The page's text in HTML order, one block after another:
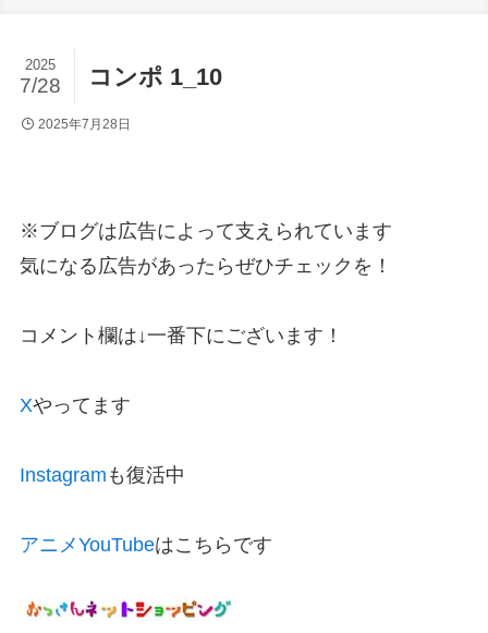
コンポ 1_10
2025
7/28
2025年7月28日
※ブログは広告によって支えられています
気になる広告があったらぜひチェックを！
コメント欄は↓一番下にございます！
Xやってます
Instagram も復活中
アニメYouTubeはこちらです